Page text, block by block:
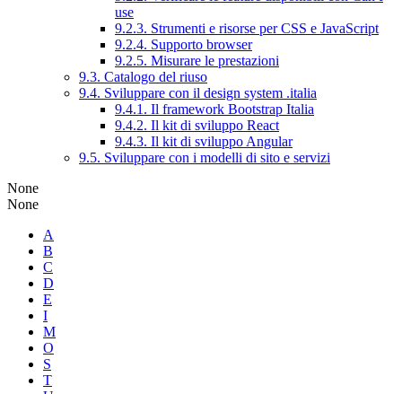
use
9.2.3. Strumenti e risorse per CSS e JavaScript
9.2.4. Supporto browser
9.2.5. Misurare le prestazioni
9.3. Catalogo del riuso
9.4. Sviluppare con il design system .italia
9.4.1. Il framework Bootstrap Italia
9.4.2. Il kit di sviluppo React
9.4.3. Il kit di sviluppo Angular
9.5. Sviluppare con i modelli di sito e servizi
None
None
A
B
C
D
E
I
M
O
S
T